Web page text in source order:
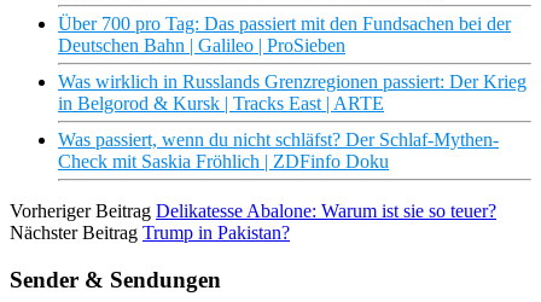
Über 700 pro Tag: Das passiert mit den Fundsachen bei der
Deutschen Bahn | Galileo | ProSieben
Was wirklich in Russlands Grenzregionen passiert: Der Krieg
in Belgorod & Kursk | Tracks East | ARTE
Was passiert, wenn du nicht schläfst? Der Schlaf-Mythen-
Check mit Saskia Fröhlich | ZDFinfo Doku
Vorheriger Beitrag Delikatesse Abalone: Warum ist sie so teuer?
Nächster Beitrag Trump in Pakistan?
Sender & Sendungen